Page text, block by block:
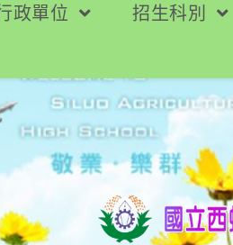
政單位 招生科別